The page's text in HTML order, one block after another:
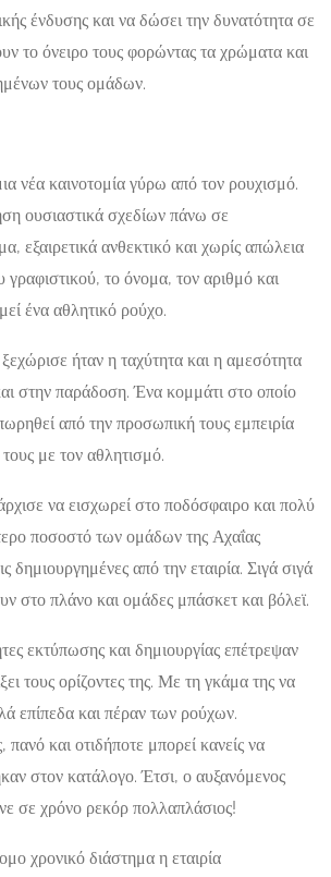
ένδυσης και να δώσει την δυνατότητα σε
το όνειρο τους φορώντας τα χρώματα και
τους ομάδων.
νέα καινοτομία γύρω από τον ρουχισμό.
ουσιαστικά σχεδίων πάνω σε
εξαιρετικά ανθεκτικό και χωρίς απώλεια
το όνομα, τον αριθμό και
ένα αθλητικό ρούχο.
ήταν η ταχύτητα και η αμεσότητα
στην παράδοση. Ένα κομμάτι στο οποίο
από την προσωπική τους εμπειρία
με τον αθλητισμό.
να εισχωρεί στο ποδόσφαιρο και πολύ
ποσοστό των ομάδων της Αχαΐας
δημιουργημένες από την εταιρία. Σιγά σιγά
στο πλάνο και ομάδες μπάσκετ και βόλεϊ.
εκτύπωσης και δημιουργίας επέτρεψαν
τους ορίζοντες της. Με τη γκάμα της να
επίπεδα και πέραν των ρούχων.
και οτιδήποτε μπορεί κανείς να
στον κατάλογο. Έτσι, ο αυξανόμενος
σε χρόνο ρεκόρ πολλαπλάσιος!
χρονικό διάστημα η εταιρία